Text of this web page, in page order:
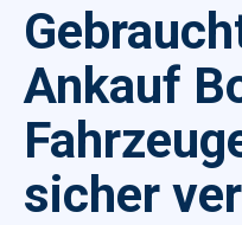
Ankauf
sicher